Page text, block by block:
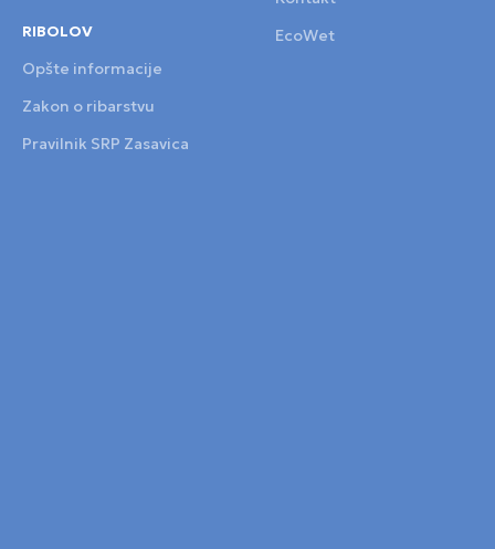
RIBOLOV
Opšte informacije
Zakon o ribarstvu
Pravilnik SRP Zasavica
EcoWet